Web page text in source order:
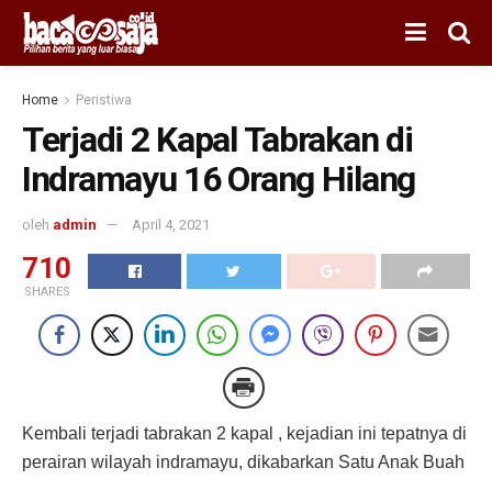
Home Peristiwa
Terjadi 2 Kapal Tabrakan di
Indramayu 16 Orang Hilang
oleh admin April 4, 2021
710
SHARES
Kembali terjadi tabrakan 2 kapal , kejadian ini tepatnya di
perairan wilayah indramayu, dikabarkan Satu Anak Buah